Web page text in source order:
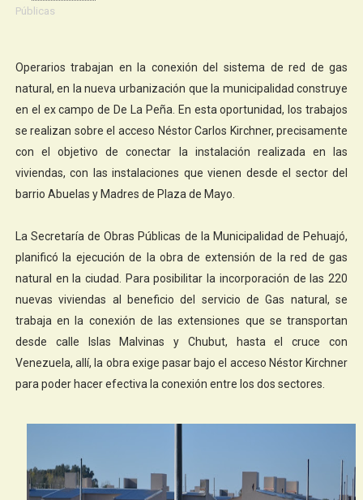
Públicas
Operarios trabajan en la conexión del sistema de red de gas
natural, en la nueva urbanización que la municipalidad construye
en el ex campo de De La Peña. En esta oportunidad, los trabajos
se realizan sobre el acceso Néstor Carlos Kirchner, precisamente
con el objetivo de conectar la instalación realizada en las
viviendas, con las instalaciones que vienen desde el sector del
barrio Abuelas y Madres de Plaza de Mayo.
La Secretaría de Obras Públicas de la Municipalidad de Pehuajó,
planificó la ejecución de la obra de extensión de la red de gas
natural en la ciudad. Para posibilitar la incorporación de las 220
nuevas viviendas al beneficio del servicio de Gas natural, se
trabaja en la conexión de las extensiones que se transportan
desde calle Islas Malvinas y Chubut, hasta el cruce con
Venezuela, allí, la obra exige pasar bajo el acceso Néstor Kirchner
para poder hacer efectiva la conexión entre los dos sectores.